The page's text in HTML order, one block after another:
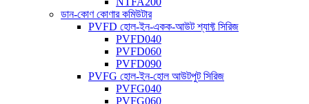
ডান-কোণ কোণার কমিউটার
PVFD হোল-ইন-একক-আউট শ্যাফ্ট সিরিজ
PVFD040
PVFD060
PVFD090
PVFG হোল-ইন-হোল আউটপুট সিরিজ
PVFG040
PVFG060